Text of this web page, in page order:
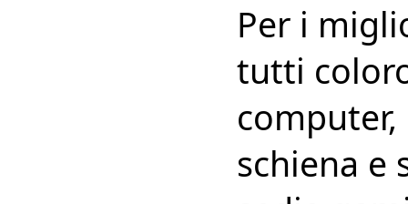
Per i
tutti
schiena e